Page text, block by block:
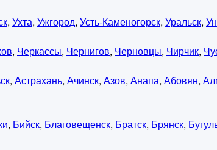
, Ухта, Ужгород, Усть-Каменогорск, Уральск,
, Черкассы, Чернигов, Черновцы, Чирчик,
, Астрахань, Ачинск, Азов, Анапа, Абовян,
, Бийск, Благовещенск, Братск, Брянск,